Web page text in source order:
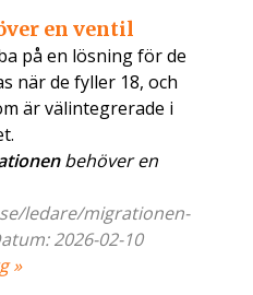
en ventil
på en lösning för de
när de fyller 18, och
är välintegrerade i
behöver en
ledare/migrationen-
2026-02-10
»